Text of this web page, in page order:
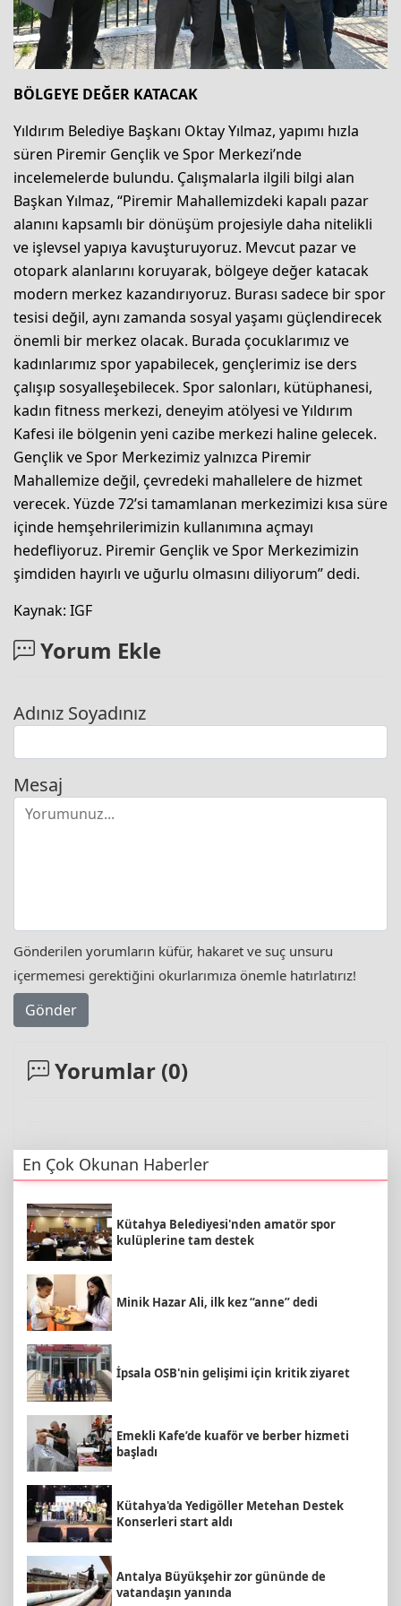
BÖLGEYE DEĞER KATACAK
Yıldırım Belediye Başkanı Oktay Yılmaz, yapımı hızla
süren Piremir Gençlik ve Spor Merkezi’nde
incelemelerde bulundu. Çalışmalarla ilgili bilgi alan
Başkan Yılmaz, “Piremir Mahallemizdeki kapalı pazar
alanını kapsamlı bir dönüşüm projesiyle daha nitelikli
ve işlevsel yapıya kavuşturuyoruz. Mevcut pazar ve
otopark alanlarını koruyarak, bölgeye değer katacak
modern merkez kazandırıyoruz. Burası sadece bir spor
tesisi değil, aynı zamanda sosyal yaşamı güçlendirecek
önemli bir merkez olacak. Burada çocuklarımız ve
kadınlarımız spor yapabilecek, gençlerimiz ise ders
çalışıp sosyalleşebilecek. Spor salonları, kütüphanesi,
kadın fitness merkezi, deneyim atölyesi ve Yıldırım
Kafesi ile bölgenin yeni cazibe merkezi haline gelecek.
Gençlik ve Spor Merkezimiz yalnızca Piremir
Mahallemize değil, çevredeki mahallelere de hizmet
verecek. Yüzde 72’si tamamlanan merkezimizi kısa süre
içinde hemşehrilerimizin kullanımına açmayı
hedefliyoruz. Piremir Gençlik ve Spor Merkezimizin
şimdiden hayırlı ve uğurlu olmasını diliyorum” dedi.
Kaynak: IGF
Yorum Ekle
Adınız Soyadınız
Mesaj
Gönderilen yorumların küfür, hakaret ve suç unsuru
içermemesi gerektiğini okurlarımıza önemle hatırlatırız!
Gönder
Yorumlar (0)
En Çok Okunan Haberler
Kütahya Belediyesi'nden amatör spor
kulüplerine tam destek
Minik Hazar Ali, ilk kez “anne” dedi
İpsala OSB'nin gelişimi için kritik ziyaret
Emekli Kafe’de kuaför ve berber hizmeti
başladı
Kütahya'da Yedigöller Metehan Destek
Konserleri start aldı
Antalya Büyükşehir zor gününde de
vatandaşın yanında